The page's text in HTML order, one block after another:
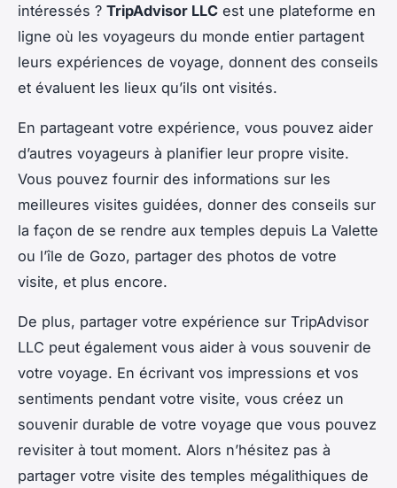
intéressés ? TripAdvisor LLC est une plateforme en
ligne où les voyageurs du monde entier partagent
leurs expériences de voyage, donnent des conseils
et évaluent les lieux qu’ils ont visités.
En partageant votre expérience, vous pouvez aider
d’autres voyageurs à planifier leur propre visite.
Vous pouvez fournir des informations sur les
meilleures visites guidées, donner des conseils sur
la façon de se rendre aux temples depuis La Valette
ou l’île de Gozo, partager des photos de votre
visite, et plus encore.
De plus, partager votre expérience sur TripAdvisor
LLC peut également vous aider à vous souvenir de
votre voyage. En écrivant vos impressions et vos
sentiments pendant votre visite, vous créez un
souvenir durable de votre voyage que vous pouvez
revisiter à tout moment. Alors n’hésitez pas à
partager votre visite des temples mégalithiques de